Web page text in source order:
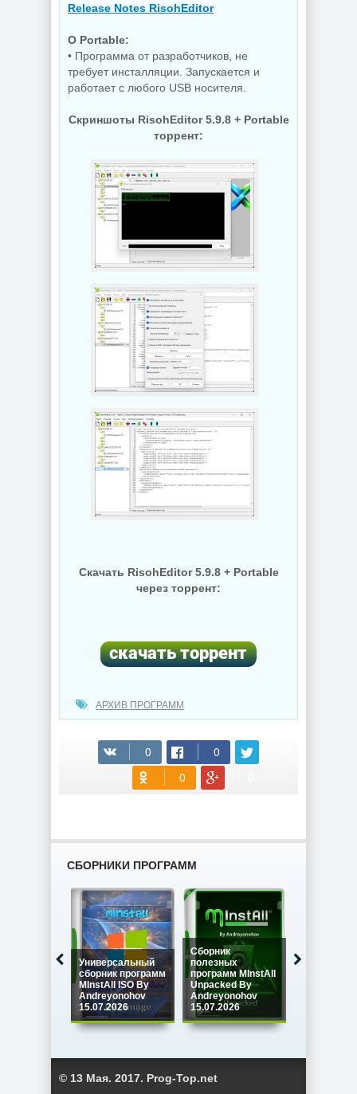
Release Notes RisohEditor
O Portable:
• Программа от разработчиков, не
требует инсталляции. Запускается и
работает с любого USB носителя.
Скриншоты RisohEditor 5.9.8 + Portable
торрент:
Скачать RisohEditor 5.9.8 + Portable
через торрент:
(cкачиваний: 25)
АРХИВ ПРОГРАММ
СБОРНИКИ ПРОГРАММ
Универсальный
сборник программ
MInstAll ISO By
Andreyonohov
15.07.2026
Сборник
полезных
программ MInstAll
Unpacked By
Andreyonohov
15.07.2026
© 13 Мая. 2017. Prog-Top.net